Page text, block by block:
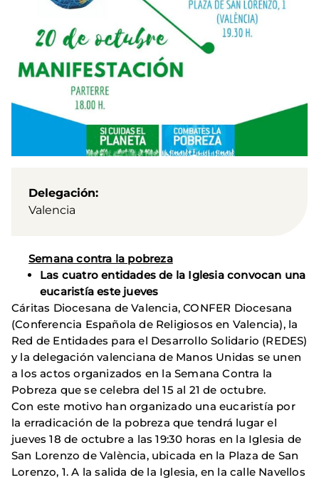
Delegación
Valencia
Semana contra la pobreza
Las cuatro entidades de la Iglesia convocan una
eucaristía este jueves
Cáritas Diocesana de Valencia, CONFER Diocesana
(Conferencia Española de Religiosos en Valencia), la
Red de Entidades para el Desarrollo Solidario (REDES)
y la delegación valenciana de Manos Unidas se unen
a los actos organizados en la Semana Contra la
Pobreza que se celebra del 15 al 21 de octubre.
Con este motivo han organizado una eucaristía por
la erradicación de la pobreza que tendrá lugar el
jueves 18 de octubre a las 19:30 horas en la Iglesia de
San Lorenzo de València, ubicada en la Plaza de San
Lorenzo, 1. A la salida de la Iglesia, en la calle Navellos